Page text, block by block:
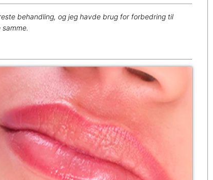
behandling, og jeg havde brug for forbedring til